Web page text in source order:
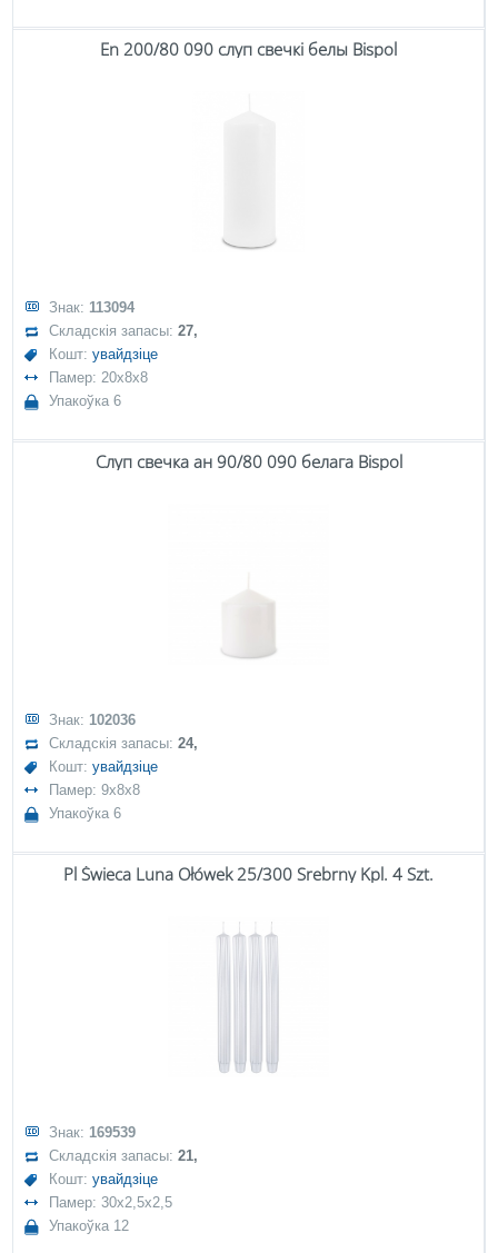
En 200/80 090 слуп свечкі белы Bispol
Знак: 113094
Складскія запасы:27,
Кошт:увайдзіце
Памер: 20x8x8
Упакоўка 6
Слуп свечка ан 90/80 090 белага Bispol
Знак: 102036
Складскія запасы:24,
Кошт:увайдзіце
Памер: 9x8x8
Упакоўка 6
Pl Świeca Luna Ołówek 25/300 Srebrny Kpl. 4 Szt.
Знак: 169539
Складскія запасы:21,
Кошт:увайдзіце
Памер: 30x2,5x2,5
Упакоўка 12